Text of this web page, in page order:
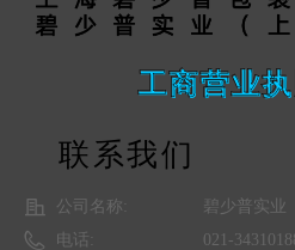
公司名称:
碧少普实业
电话:
021-
联系我们
工商营业